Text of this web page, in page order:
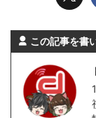
この記事を書